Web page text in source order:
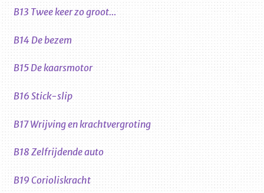
B13 Twee keer zo groot…
B14 De bezem
B15 De kaarsmotor
B16 Stick-slip
B17 Wrijving en krachtvergroting
B18 Zelfrijdende auto
B19 Corioliskracht